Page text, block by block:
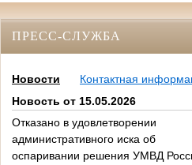
ПРЕСС-СЛУЖБА
Новости
Контактная
Новость от 15.05.2026
Отказано в удовлетворении
административного иска об
оспаривании решения УМВД